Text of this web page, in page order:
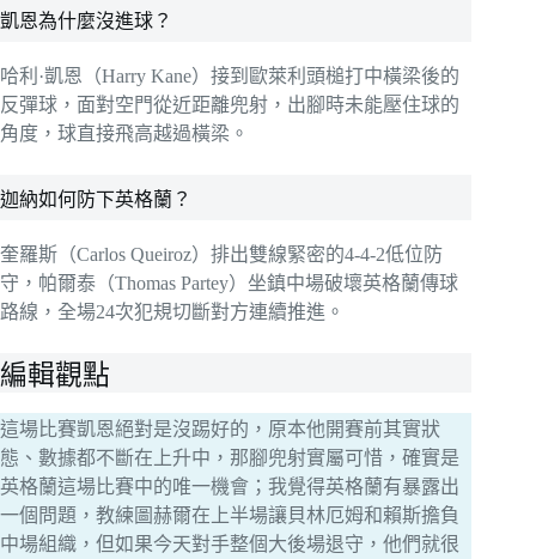
凱恩為什麼沒進球？
哈利·凱恩（Harry Kane）接到歐萊利頭槌打中橫梁後的
反彈球，面對空門從近距離兜射，出腳時未能壓住球的
角度，球直接飛高越過橫梁。
迦納如何防下英格蘭？
奎羅斯（Carlos Queiroz）排出雙線緊密的4-4-2低位防
守，帕爾泰（Thomas Partey）坐鎮中場破壞英格蘭傳球
路線，全場24次犯規切斷對方連續推進。
編輯觀點
這場比賽凱恩絕對是沒踢好的，原本他開賽前其實狀
態、數據都不斷在上升中，那腳兜射實屬可惜，確實是
英格蘭這場比賽中的唯一機會；我覺得英格蘭有暴露出
一個問題，教練圖赫爾在上半場讓貝林厄姆和賴斯擔負
中場組織，但如果今天對手整個大後場退守，他們就很